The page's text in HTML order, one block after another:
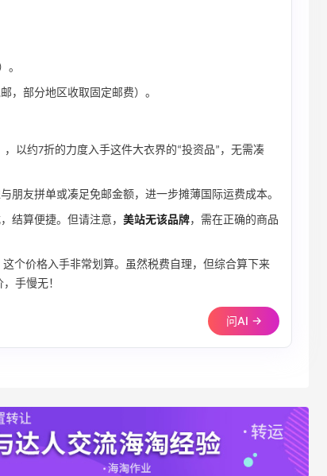
。
，部分地区收取固定邮费）。
，以约7折的力度入手这件大衣界的“投资品”，无需凑
朋友拼单或凑足免邮金额，进一步摊薄国际运费成本。
结算便捷。但请注意， 美站无该品牌，需在正确的商品
这个价格入手非常划算。虽然税费自理，但综合算下来
手慢无！
问AI →
Macy's
Nars、CT 等
Bluemercury
2天11小时
iHerb ：88全球好物节！选购日常保健、
无门槛7.5折
4%返利
Belly Bandit